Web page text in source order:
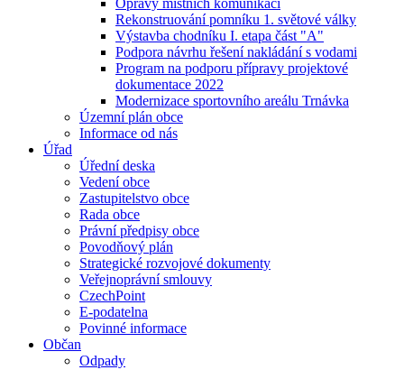
Opravy místních komunikací
Rekonstruování pomníku 1. světové války
Výstavba chodníku I. etapa část "A"
Podpora návrhu řešení nakládání s vodami
Program na podporu přípravy projektové
dokumentace 2022
Modernizace sportovního areálu Trnávka
Územní plán obce
Informace od nás
Úřad
Úřední deska
Vedení obce
Zastupitelstvo obce
Rada obce
Právní předpisy obce
Povodňový plán
Strategické rozvojové dokumenty
Veřejnoprávní smlouvy
CzechPoint
E-podatelna
Povinné informace
Občan
Odpady